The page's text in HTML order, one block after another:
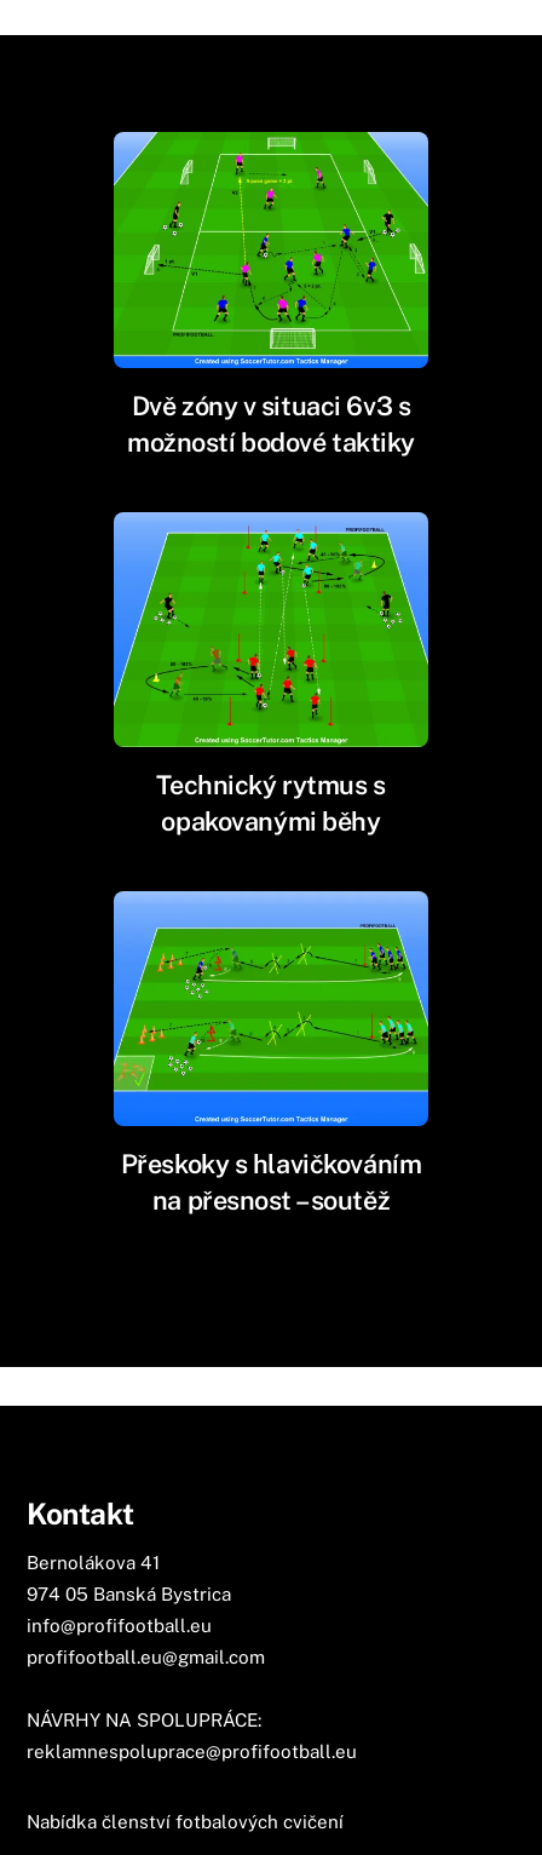
Dvě zóny v situaci 6v3 s
možností bodové taktiky
Technický rytmus s
opakovanými běhy
Přeskoky s hlavičkováním
na přesnost – soutěž
Kontakt
Bernolákova 41
974 05 Banská Bystrica
info@profifootball.eu
profifootball.eu@gmail.com
NÁVRHY NA SPOLUPRÁCE:
reklamnespoluprace@profifootball.eu
Nabídka členství fotbalových cvičení